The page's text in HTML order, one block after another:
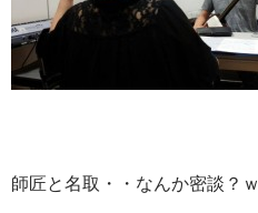
師匠と名取・・なんか密談？ｗ